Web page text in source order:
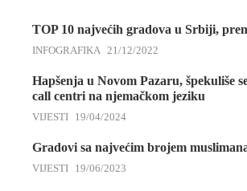
TOP 10 najvećih gradova u Srbiji,
INFOGRAFIKA 21/12/2022
Hapšenja u Novom Pazaru, špekuliše
call centri na njemačkom jeziku
VIJESTI 19/04/2024
Gradovi sa najvećim brojem
VIJESTI 19/06/2023